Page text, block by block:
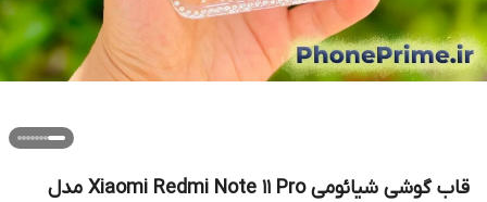
قاب گوشی شیائومی Xiaomi Redmi Note 11 Pro مدل